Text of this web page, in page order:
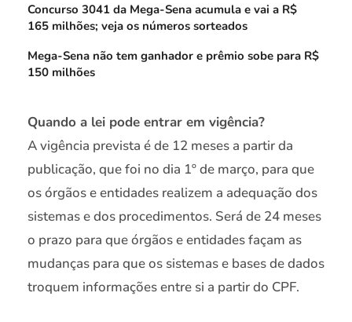
Concurso 3041 da Mega-Sena acumula e vai a R$
165 milhões; veja os números sorteados
Mega-Sena não tem ganhador e prêmio sobe para R$
150 milhões
Quando a lei pode entrar em vigência?
A vigência prevista é de 12 meses a partir da
publicação, que foi no dia 1º de março, para que
os órgãos e entidades realizem a adequação dos
sistemas e dos procedimentos. Será de 24 meses
o prazo para que órgãos e entidades façam as
mudanças para que os sistemas e bases de dados
troquem informações entre si a partir do CPF.